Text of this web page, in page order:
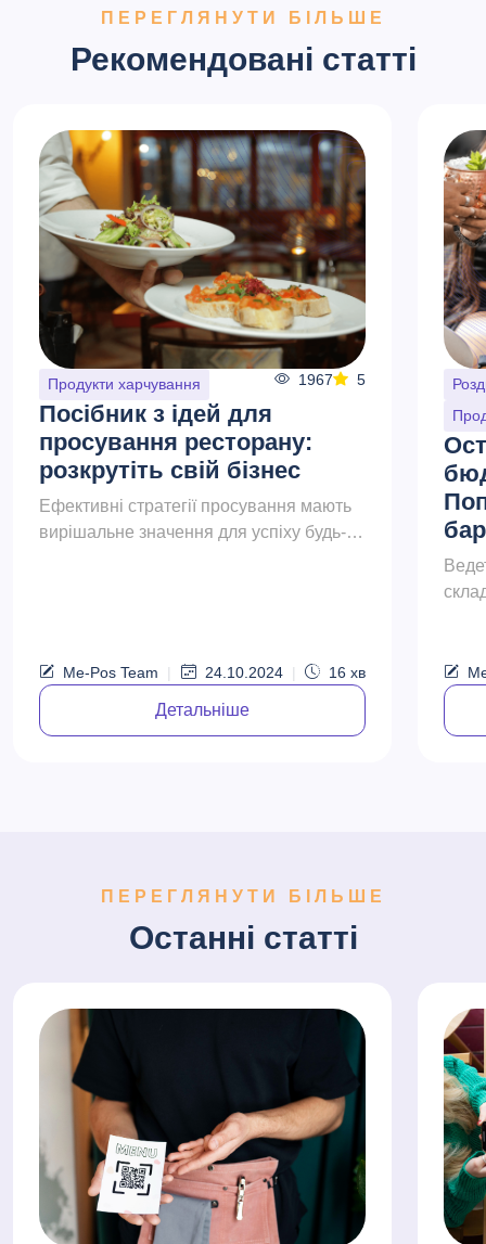
ПЕРЕГЛЯНУТИ БІЛЬШЕ
Рекомендовані статті
Продукти харчування 1967 5
Посібник з ідей для
просування ресторану:
розкрутіть свій бізнес
Ефективні стратегії просування мають
вирішальне значення для успіху будь-
Me-Pos Team | 24.10.2024 | 16 хв
Детальніше
вони
ПЕРЕГЛЯНУТИ БІЛЬШЕ
Останні статті